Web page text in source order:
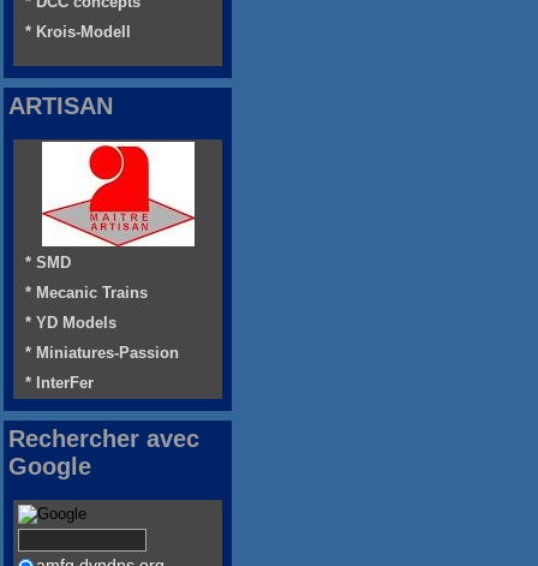
* Krois-Modell
ARTISAN
* SMD
* Mecanic Trains
* YD Models
* Miniatures-Passion
* InterFer
Rechercher avec
Google